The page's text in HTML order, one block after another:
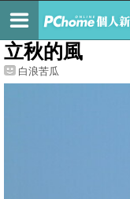
最新文章
立秋的風
白浪苦瓜